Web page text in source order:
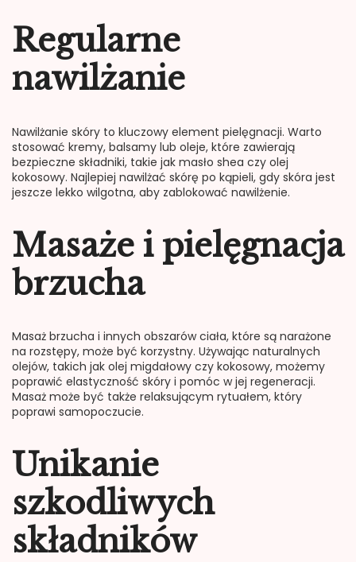
Regularne
nawilżanie
Nawilżanie skóry to kluczowy element pielęgnacji. Warto
stosować kremy, balsamy lub oleje, które zawierają
bezpieczne składniki, takie jak masło shea czy olej
kokosowy. Najlepiej nawilżać skórę po kąpieli, gdy skóra jest
jeszcze lekko wilgotna, aby zablokować nawilżenie.
Masaże i pielęgnacja
brzucha
Masaż brzucha i innych obszarów ciała, które są narażone
na rozstępy, może być korzystny. Używając naturalnych
olejów, takich jak olej migdałowy czy kokosowy, możemy
poprawić elastyczność skóry i pomóc w jej regeneracji.
Masaż może być także relaksującym rytuałem, który
poprawi samopoczucie.
Unikanie
szkodliwych
składników